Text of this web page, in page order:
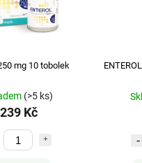
mg 10 tobolek
(>5 ks)
239 Kč